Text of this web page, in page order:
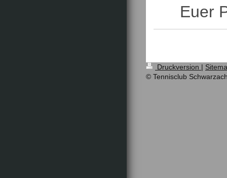
Euer
Druckversion |
© Tennisclub